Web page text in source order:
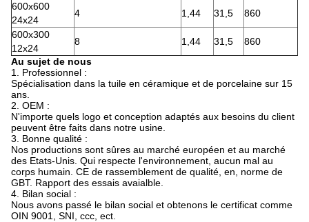
600x600
24x24
4 1,44 31,5
860
600x300
12x24
8 1,44 31,5
860
Au sujet de nous
1. Professionnel :
Spécialisation dans la tuile en céramique et de porcelaine sur 15
ans.
2. OEM :
N'importe quels logo et conception adaptés aux besoins du client
peuvent être faits dans notre usine.
3. Bonne qualité :
Nos productions sont sûres au marché européen et au marché
des Etats-Unis. Qui respecte l'environnement, aucun mal au
corps humain. CE de rassemblement de qualité, en, norme de
GBT. Rapport des essais avaialble.
4. Bilan social :
Nous avons passé le bilan social et obtenons le certificat comme
OIN 9001, SNI, ccc, ect.